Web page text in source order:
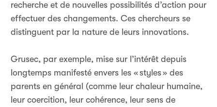
recherche et de nouvelles possibilités d’action pour
effectuer des changements. Ces chercheurs se
distinguent par la nature de leurs innovations.
Grusec, par exemple, mise sur l’intérêt depuis
longtemps manifesté envers les «styles» des
parents en général (comme leur chaleur humaine,
leur coercition, leur cohérence, leur sens de